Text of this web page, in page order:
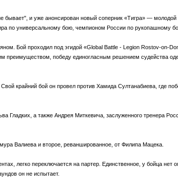
и уже анонсирован новый соперник «Тигра» — молодой
по универсальному бою, чемпионом России по рукопашному
Бой проходил под эгидой «Global Battle - Legion Rostov-on-
победу единогласным решением судейства
крайний бой он провел против Хамида Султанабиева, где
Гладких, а также Андрея Миткевича, заслуженного тренера
Валиева и второе, реваншированное, от Филипа Мацека.
легко переключается на партер. Единственное, у бойца нет
он не испытает.